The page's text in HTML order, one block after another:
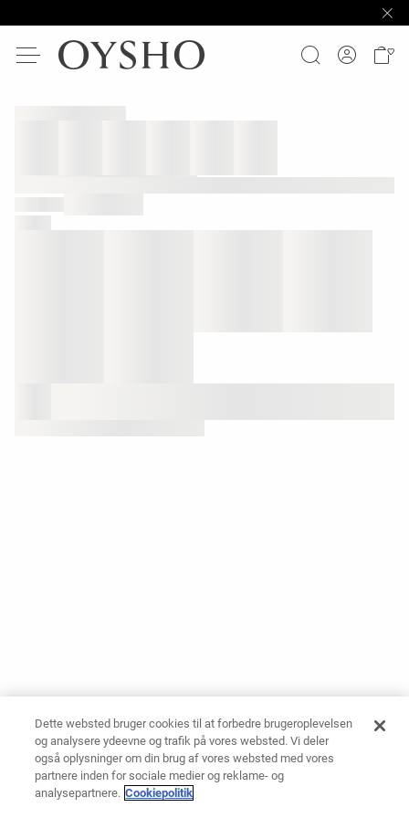
Dette websted bruger cookies til at forbedre brugeroplevelsen
og analysere ydeevne og trafik på vores websted. Vi deler
også oplysninger om din brug af vores websted med vores
partnere inden for sociale medier og reklame- og
analysepartnere. Cookiepolitik